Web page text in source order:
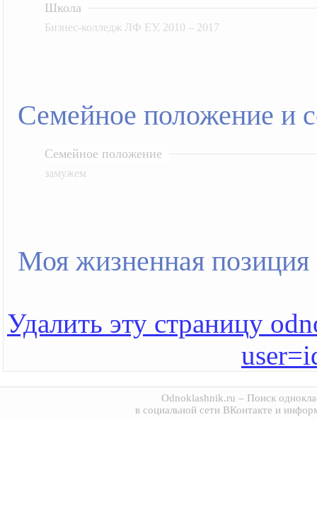
Школа
Бизнес-колледж ЛФ ЕУ, 2010 – 2017
Семейное положение и
Семейное положение
замужем
Моя жизненная позиция
Удалить эту страницу
Odnoklashnik.ru – Поиск
в социальной сети ВКонтакте и